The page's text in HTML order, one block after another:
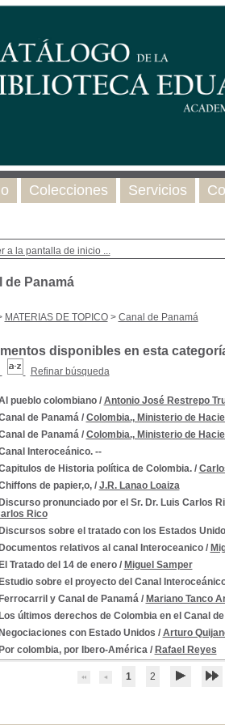
a la pantalla de inicio ...
de Panamá
MATERIAS DE TOPICO> Canal de Panamá
disponibles en esta
Refinar búsqueda
pueblo colombiano / Antonio José Restrepo
de Panamá / Colombia., Ministerio de
de Panamá / Colombia., Ministerio de
Interoceánico. --
de Historia política de Colombia./
de papier,o,/ J.R. Lanao Loaiza
Discurso pronunciado por el Sr. Dr. Luis Carlos
Rico
Discursos sobre el tratado con los Estados
Documentos relativos al canal Interoceanico/
El Tratado del 14 de enero/ Miguel Samper
Estudio sobre el proyecto del Canal
Ferrocarril y Canal de Panamá/ Mariano Tanco
Los últimos derechos de Colombia en el Canal
Negociaciones con Estado Unidos / Arturo
Por colombia, por Ibero-América/ Rafael Reyes
1 2
Colecciones Servicios
Unidos de América
-Colombia